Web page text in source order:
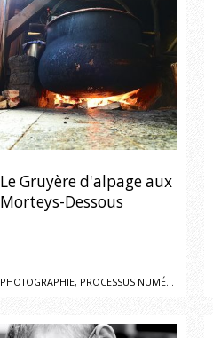
Le Gruyère d'alpage aux
Morteys-Dessous
PHOTOGRAPHIE, PROCESSUS NUMÉRIQUE